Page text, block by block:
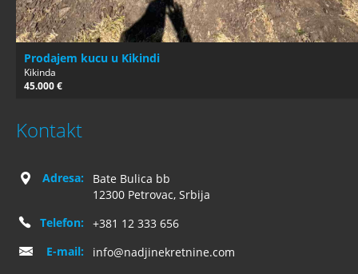
Prodajem kucu u Kikindi
Kikinda
45.000 €
Kontakt
Adresa:
Bate Bulica bb
12300 Petrovac, Srbija
Telefon:
+381 12 333 656
E-mail:
info@nadjinekretnine.com